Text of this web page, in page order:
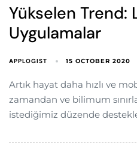
Yükselen Trend:
Uygulamalar
APPLOGIST 15 OCTOBER 2020
Artık hayat daha hızlı ve
zamandan ve bilimum
istediğimiz düzende